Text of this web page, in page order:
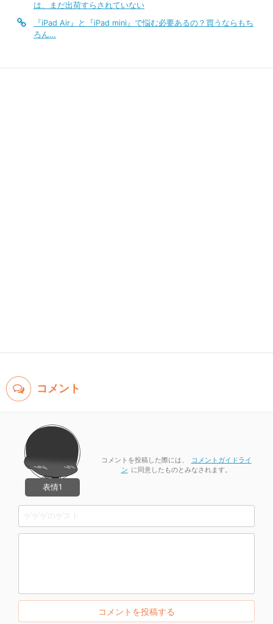
は、まだ出荷すらされていない
『iPad Air』と『iPad mini』で悩む必要あるの？買うならもち
ろん…
コメント
コメントを投稿した際には、
コメントガイドライ
ン に同意したものとみなされます。
表情1